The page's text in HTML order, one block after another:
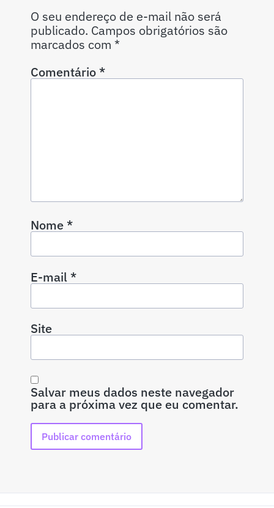
O seu endereço de e-mail não será
publicado. Campos obrigatórios são
marcados com *
Comentário*
Nome*
E-mail*
Site
Salvar meus dados neste navegador
para a próxima vez que eu comentar.